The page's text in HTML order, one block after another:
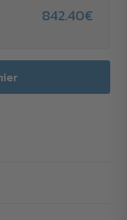
842.40€